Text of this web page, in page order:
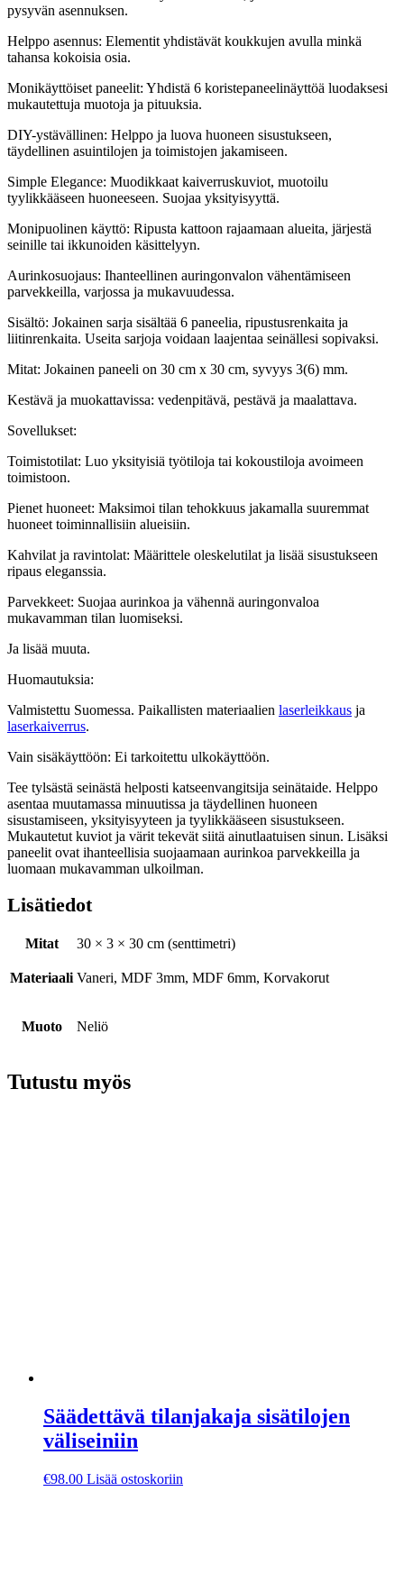
pysyvän asennuksen.
Helppo asennus: Elementit yhdistävät koukkujen avulla minkä
tahansa kokoisia osia.
Monikäyttöiset paneelit: Yhdistä 6 koristepaneelinäyttöä luodaksesi
mukautettuja muotoja ja pituuksia.
DIY-ystävällinen: Helppo ja luova huoneen sisustukseen,
täydellinen asuintilojen ja toimistojen jakamiseen.
Simple Elegance: Muodikkaat kaiverruskuviot, muotoilu
tyylikkääseen huoneeseen. Suojaa yksityisyyttä.
Monipuolinen käyttö: Ripusta kattoon rajaamaan alueita, järjestä
seinille tai ikkunoiden käsittelyyn.
Aurinkosuojaus: Ihanteellinen auringonvalon vähentämiseen
parvekkeilla, varjossa ja mukavuudessa.
Sisältö: Jokainen sarja sisältää 6 paneelia, ripustusrenkaita ja
liitinrenkaita. Useita sarjoja voidaan laajentaa seinällesi sopivaksi.
Mitat: Jokainen paneeli on 30 cm x 30 cm, syvyys 3(6) mm.
Kestävä ja muokattavissa: vedenpitävä, pestävä ja maalattava.
Sovellukset:
Toimistotilat: Luo yksityisiä työtiloja tai kokoustiloja avoimeen
toimistoon.
Pienet huoneet: Maksimoi tilan tehokkuus jakamalla suuremmat
huoneet toiminnallisiin alueisiin.
Kahvilat ja ravintolat: Määrittele oleskelutilat ja lisää sisustukseen
ripaus eleganssia.
Parvekkeet: Suojaa aurinkoa ja vähennä auringonvaloa
mukavamman tilan luomiseksi.
Ja lisää muuta.
Huomautuksia:
Valmistettu Suomessa. Paikallisten materiaalien laserleikkaus ja
laserkaiverrus.
Vain sisäkäyttöön: Ei tarkoitettu ulkokäyttöön.
Tee tylsästä seinästä helposti katseenvangitsija seinätaide. Helppo
asentaa muutamassa minuutissa ja täydellinen huoneen
sisustamiseen, yksityisyyteen ja tyylikkääseen sisustukseen.
Mukautetut kuviot ja värit tekevät siitä ainutlaatuisen sinun. Lisäksi
paneelit ovat ihanteellisia suojaamaan aurinkoa parvekkeilla ja
luomaan mukavamman ulkoilman.
Lisätiedot
Mitat 30 × 3 × 30 cm (senttimetri)
Materiaali Vaneri, MDF 3mm, MDF 6mm, Korvakorut
Muoto Neliö
Tutustu myös
Säädettävä tilanjakaja sisätilojen
väliseiniin
€98.00 Lisää ostoskoriin